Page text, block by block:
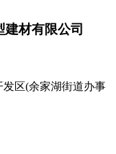
材有限公司
区(余家湖街道办事